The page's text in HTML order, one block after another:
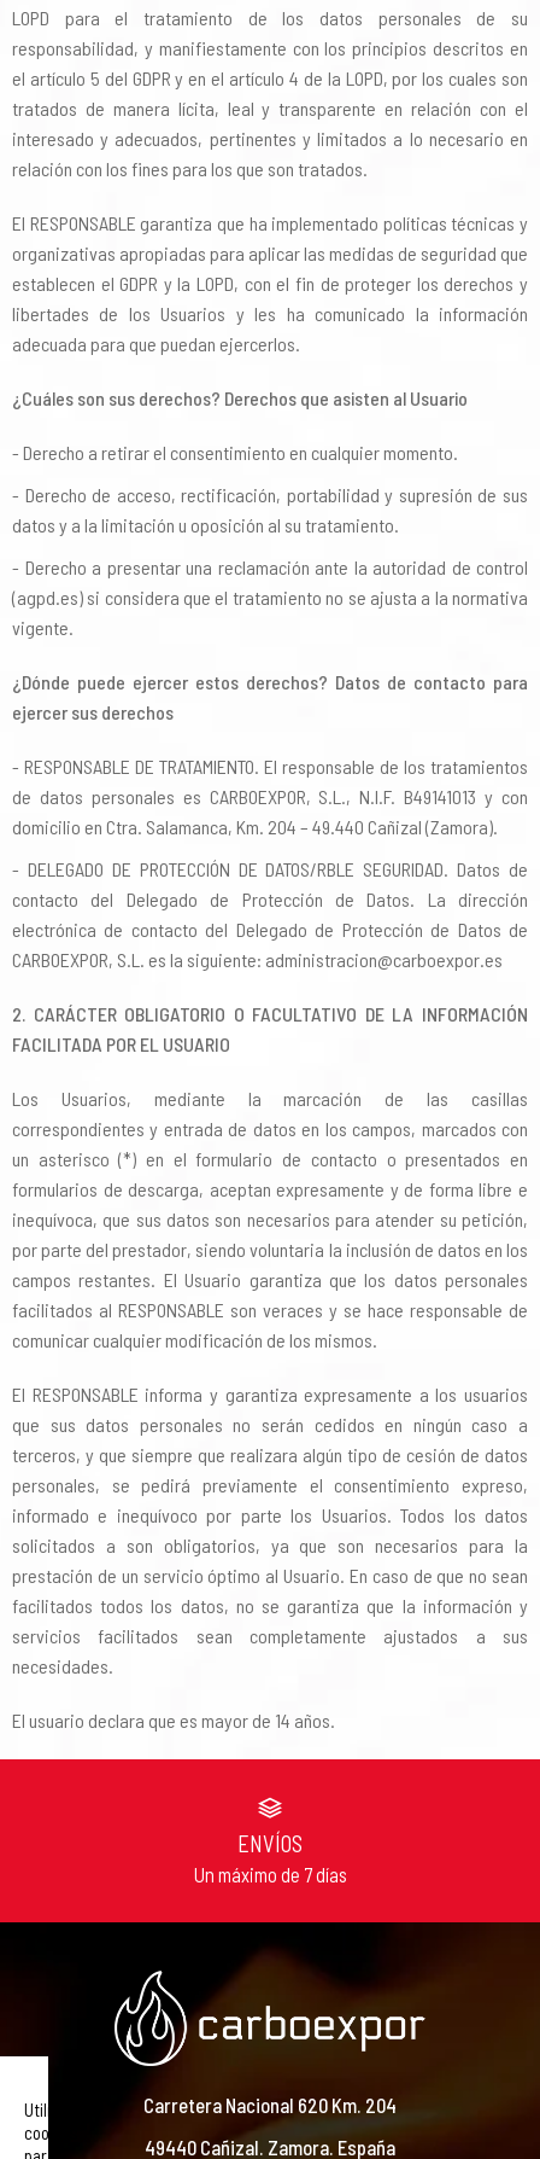
LOPD para el tratamiento de los datos personales de su
responsabilidad, y manifiestamente con los principios descritos en
el artículo 5 del GDPR y en el artículo 4 de la LOPD, por los cuales son
tratados de manera lícita, leal y transparente en relación con el
interesado y adecuados, pertinentes y limitados a lo necesario en
relación con los fines para los que son tratados.
El RESPONSABLE garantiza que ha implementado políticas técnicas y
organizativas apropiadas para aplicar las medidas de seguridad que
establecen el GDPR y la LOPD, con el fin de proteger los derechos y
libertades de los Usuarios y les ha comunicado la información
adecuada para que puedan ejercerlos.
¿Cuáles son sus derechos? Derechos que asisten al Usuario
Derecho a retirar el consentimiento en cualquier momento.
Derecho de acceso, rectificación, portabilidad y supresión de sus
datos y a la limitación u oposición al su tratamiento.
Derecho a presentar una reclamación ante la autoridad de control
(agpd.es) si considera que el tratamiento no se ajusta a la normativa
vigente.
¿Dónde puede ejercer estos derechos? Datos de contacto para
ejercer sus derechos
RESPONSABLE DE TRATAMIENTO. El responsable de los tratamientos
de datos personales es CARBOEXPOR, S.L., N.I.F. B49141013 y con
domicilio en Ctra. Salamanca, Km. 204 – 49.440 Cañizal (Zamora).
DELEGADO DE PROTECCIÓN DE DATOS/RBLE SEGURIDAD. Datos de
contacto del Delegado de Protección de Datos. La dirección
electrónica de contacto del Delegado de Protección de Datos de
CARBOEXPOR, S.L. es la siguiente: administracion@carboexpor.es
2. CARÁCTER OBLIGATORIO O FACULTATIVO DE LA INFORMACIÓN
FACILITADA POR EL USUARIO
Los Usuarios, mediante la marcación de las casillas
correspondientes y entrada de datos en los campos, marcados con
un asterisco (*) en el formulario de contacto o presentados en
formularios de descarga, aceptan expresamente y de forma libre e
inequívoca, que sus datos son necesarios para atender su petición,
por parte del prestador, siendo voluntaria la inclusión de datos en los
campos restantes. El Usuario garantiza que los datos personales
facilitados al RESPONSABLE son veraces y se hace responsable de
comunicar cualquier modificación de los mismos.
El RESPONSABLE informa y garantiza expresamente a los usuarios
que sus datos personales no serán cedidos en ningún caso a
terceros, y que siempre que realizara algún tipo de cesión de datos
personales, se pedirá previamente el consentimiento expreso,
informado e inequívoco por parte los Usuarios. Todos los datos
solicitados a son obligatorios, ya que son necesarios para la
prestación de un servicio óptimo al Usuario. En caso de que no sean
facilitados todos los datos, no se garantiza que la información y
servicios facilitados sean completamente ajustados a sus
necesidades.
El usuario declara que es mayor de 14 años.
ENVÍOS
Un máximo de 7 días
Carretera Nacional 620 Km. 204
49440 Cañizal. Zamora. España
Utilizamos
cookies